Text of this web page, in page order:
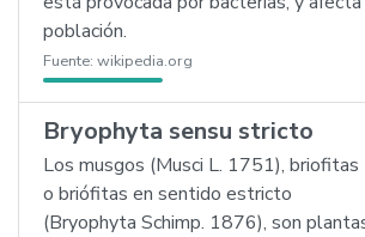
población.
Fuente: wikipedia.org
Bryophyta sensu stricto
Los musgos (Musci L. 1751), briofitas
o briófitas en sentido estricto
(Bryophyta Schimp. 1876), son